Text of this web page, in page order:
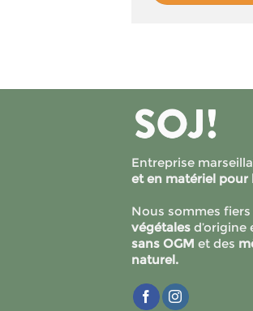
Entreprise
et en matériel pour
Nous sommes
végétales d’origine
sans OGM et des
naturel.